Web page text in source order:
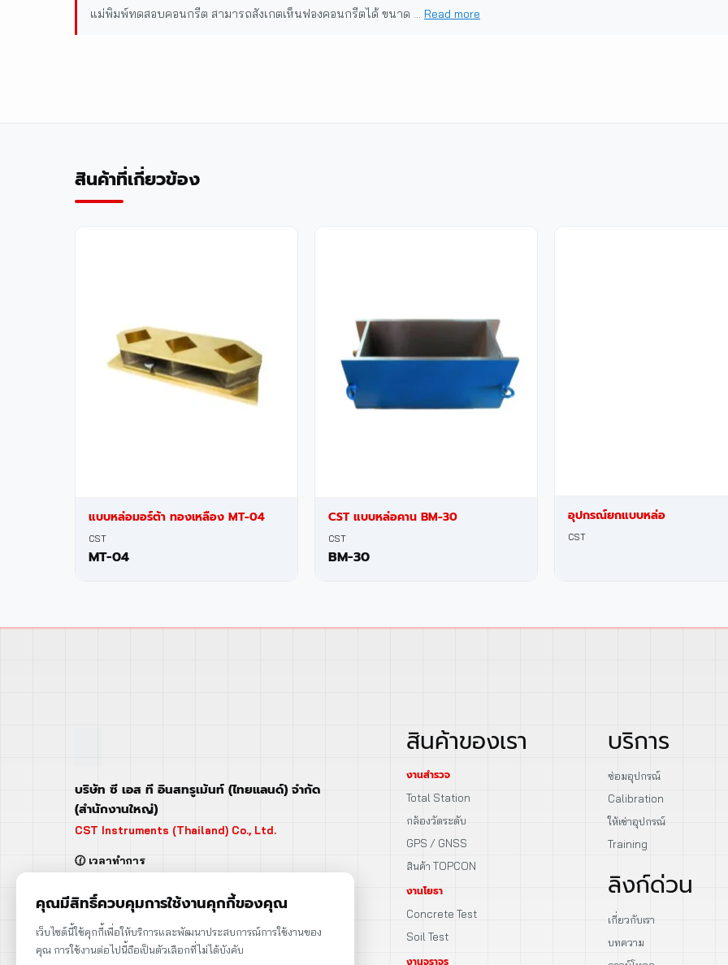
แม่พิมพ์ทดสอบคอนกรีต สามารถสังเกตเห็นฟองคอนกรีตได้ ขนาด ... Read more
สินค้าที่เกี่ยวข้อง
แบบหล่อมอร์ต้า ทองเหลือง MT-04
CST
MT-04
CST แบบหล่อคาน BM-30
CST
BM-30
อุปกรณ์ยกแบบหล่อ
CST
บริษัท ซี เอส ที อินสทรูเม้นท์ (ไทยแลนด์) จำกัด
(สำนักงานใหญ่)
CST Instruments (Thailand) Co., Ltd.
🕜 เวลาทำการ
เสาร์ | 08:00 - 12:00
📍 95 ถ.ร่มเกล้า แขวงคลองสามประเวศ
เขตลาดกระบัง กรุงเทพฯ 10520
สินค้าของเรา
งานสำรวจ
Total Station
กล้องวัดระดับ
GPS / GNSS
สินค้า TOPCON
งานโยธา
Concrete Test
Soil Test
งานจราจร
บริการ
ซ่อมอุปกรณ์
Calibration
ให้เช่าอุปกรณ์
Training
ลิงก์ด่วน
เกี่ยวกับเรา
บทความ
คุณมีสิทธิ์ควบคุมการใช้งานคุกกี้ของคุณ
เว็บไซต์นี้ใช้คุกกี้เพื่อให้บริการและพัฒนาประสบการณ์การใช้งานของ
คุณ การใช้งานต่อไปนี้ถือเป็นตัวเลือกที่ไม่ได้บังคับ